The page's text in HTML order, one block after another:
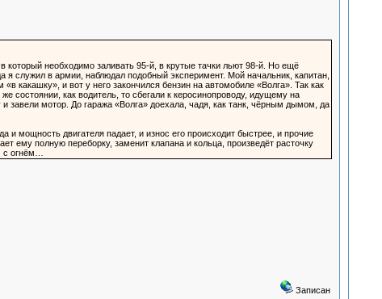
необходимо заливать 95-й, в крутые тачки льют 98-й. Но ещё
служил в армии, наблюдал подобный эксперимент. Мой начальник, капитан,
какашку», и вот у него закончился бензин на автомобиле «Волга». Так как
состоянии, как водитель, то сбегали к керосинопроводу, идущему на
завели мотор. До гаража «Волга» доехала, чадя, как танк, чёрным дымом, да
мощность двигателя падает, и износ его происходит быстрее, и прочие
ему полную переборку, заменит клапана и кольца, произведёт расточку
огнём…
Записан